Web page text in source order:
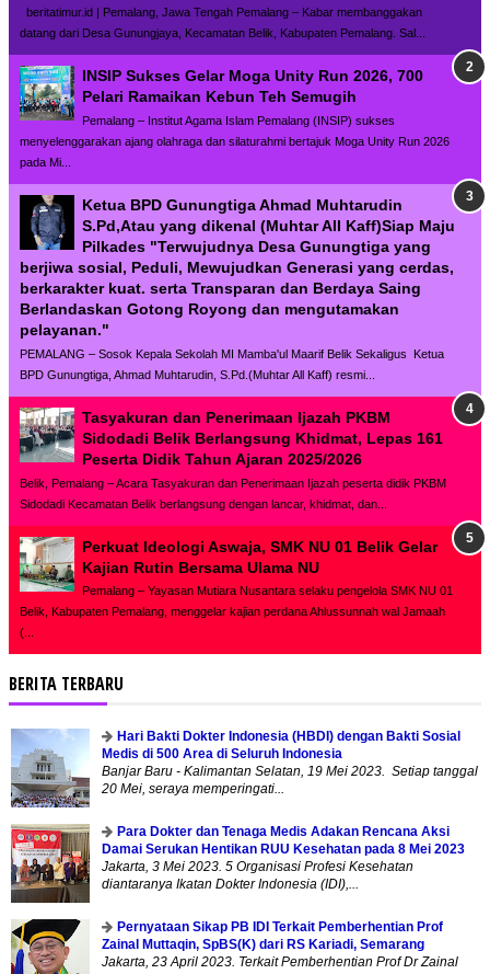
beritatimur.id | Pemalang, Jawa Tengah Pemalang – Kabar membanggakan
datang dari Desa Gunungjaya, Kecamatan Belik, Kabupaten Pemalang. Sal...
INSIP Sukses Gelar Moga Unity Run 2026, 700
Pelari Ramaikan Kebun Teh Semugih
Pemalang – Institut Agama Islam Pemalang (INSIP) sukses
menyelenggarakan ajang olahraga dan silaturahmi bertajuk Moga Unity Run 2026
pada Mi...
Ketua BPD Gunungtiga Ahmad Muhtarudin
S.Pd,Atau yang dikenal (Muhtar All Kaff)Siap Maju
Pilkades "Terwujudnya Desa Gunungtiga yang
berjiwa sosial, Peduli, Mewujudkan Generasi yang cerdas,
berkarakter kuat. serta Transparan dan Berdaya Saing
Berlandaskan Gotong Royong dan mengutamakan
pelayanan."
PEMALANG – Sosok Kepala Sekolah MI Mamba'ul Maarif Belik Sekaligus Ketua
BPD Gunungtiga, Ahmad Muhtarudin, S.Pd.(Muhtar All Kaff) resmi...
Tasyakuran dan Penerimaan Ijazah PKBM
Sidodadi Belik Berlangsung Khidmat, Lepas 161
Peserta Didik Tahun Ajaran 2025/2026
Belik, Pemalang – Acara Tasyakuran dan Penerimaan Ijazah peserta didik PKBM
Sidodadi Kecamatan Belik berlangsung dengan lancar, khidmat, dan...
Perkuat Ideologi Aswaja, SMK NU 01 Belik Gelar
Kajian Rutin Bersama Ulama NU
Pemalang – Yayasan Mutiara Nusantara selaku pengelola SMK NU 01
Belik, Kabupaten Pemalang, menggelar kajian perdana Ahlussunnah wal Jamaah
(...
BERITA TERBARU
Hari Bakti Dokter Indonesia (HBDI) dengan Bakti Sosial
Medis di 500 Area di Seluruh Indonesia
Banjar Baru - Kalimantan Selatan, 19 Mei 2023. Setiap tanggal
20 Mei, seraya memperingati...
Para Dokter dan Tenaga Medis Adakan Rencana Aksi
Damai Serukan Hentikan RUU Kesehatan pada 8 Mei 2023
Jakarta, 3 Mei 2023. 5 Organisasi Profesi Kesehatan
diantaranya Ikatan Dokter Indonesia (IDI),...
Pernyataan Sikap PB IDI Terkait Pemberhentian Prof
Zainal Muttaqin, SpBS(K) dari RS Kariadi, Semarang
Jakarta, 23 April 2023. Terkait Pemberhentian Prof Dr Zainal